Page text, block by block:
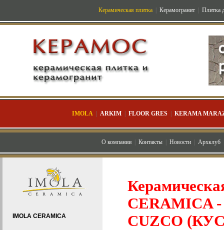
Керамическая плитка Керамогранит Плитка
IMOLA| ARKIM| FLOOR GRES| KERAMA
О компании| Контакты| Новости| Архклуб
IMOLA CERAMICA
CERAMICA
CUZCO